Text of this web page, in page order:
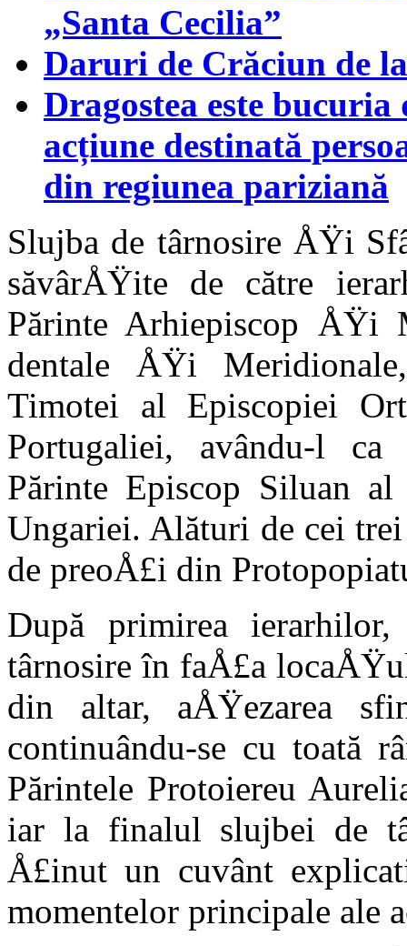
„Santa Cecilia”
Daruri de Crăciun de
Dragostea este
acțiune destinată
din regiunea pariziană
Slujba de târnosire ÅŸi
săvârÅŸite de către
Părinte Arhi­episcop
dentale ÅŸi
Timotei al Episcopiei
Portugaliei, avându-l
Părinte Epi­scop Siluan
Ungariei. Alături de cei
de pre­oÅ£i din
După primirea
târnosire în faÅ£a
din altar, aÅŸe­zarea
continuându-se cu toată
Părintele Protoiereu
iar la fina­lul slujbei de
Å£inut un cuvânt
momentelor principale ale